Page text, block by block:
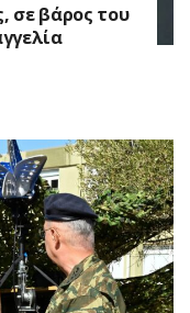
σε βάρος του